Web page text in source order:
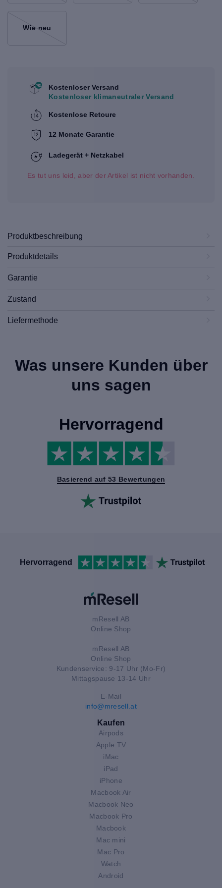
Wie neu
Kostenloser Versand
Kostenloser klimaneutraler Versand
Kostenlose Retoure
12 Monate Garantie
Ladegerät + Netzkabel
Es tut uns leid, aber der Artikel ist nicht vorhanden.
Produktbeschreibung
Produktdetails
Garantie
Zustand
Liefermethode
Was unsere Kunden über
uns sagen
Hervorragend
Basierend auf 53 Bewertungen
Hervorragend
mResell AB
Online Shop
mResell AB
Online Shop
Kundenservice: 9-17 Uhr (Mo-Fr)
Mittagspause 13-14 Uhr
E-Mail
info@mresell.at
Kaufen
Airpods
Apple TV
iMac
iPad
iPhone
Macbook Air
Macbook Neo
Macbook Pro
Macbook
Mac mini
Mac Pro
Watch
Android